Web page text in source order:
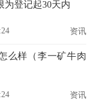
为登记起30天内
资讯
么样（李一矿牛肉
资讯